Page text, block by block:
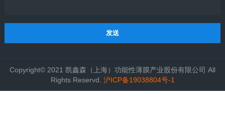
发送
Copyright© 2021 凯鑫森（上海）功能性薄膜产业股份有限公司 All
Rights Reservd. 沪ICP备19038804号-1